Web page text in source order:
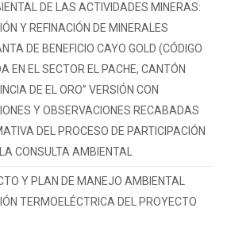
DE LAS ACTIVIDADES MINERAS:
Y REFINACIÓN DE MINERALES
DE BENEFICIO CAYO GOLD (CÓDIGO
EN EL SECTOR EL PACHE, CANTÓN
DE EL ORO” VERSIÓN CON
Y OBSERVACIONES RECABADAS
DEL PROCESO DE PARTICIPACIÓN
CONSULTA AMBIENTAL
Y PLAN DE MANEJO AMBIENTAL
TERMOELÉCTRICA DEL PROYECTO